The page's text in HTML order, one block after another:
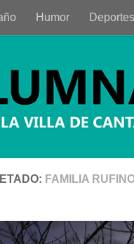
Humor Deportes
FAMILIA